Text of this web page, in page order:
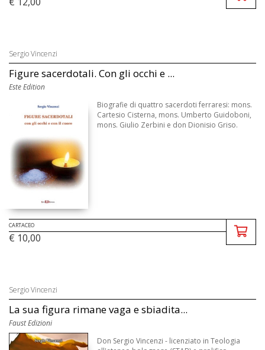
Sergio Vincenzi
Figure sacerdotali. Con gli occhi e ...
Este Edition
Biografie di quattro sacerdoti ferraresi: mons.
Cartesio Cisterna, mons. Umberto Guidoboni,
mons. Giulio Zerbini e don Dionisio Griso.
CARTACEO
€ 10,00
Sergio Vincenzi
La sua figura rimane vaga e sbiadita...
Faust Edizioni
Don Sergio Vincenzi - licenziato in Teologia